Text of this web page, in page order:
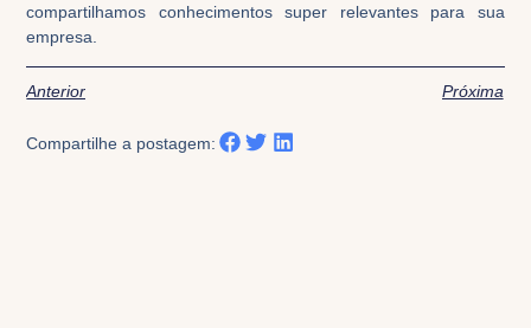
compartilhamos conhecimentos super relevantes para sua
empresa.
Anterior Próxima
Compartilhe a postagem: